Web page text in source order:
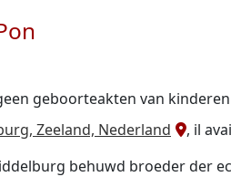
geboorteakten van
Zeeland, Nederland
, il
behuwd broeder